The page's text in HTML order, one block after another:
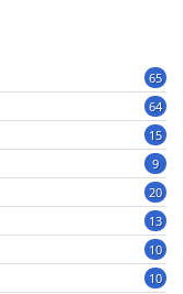
65
64
15
9
20
13
10
10